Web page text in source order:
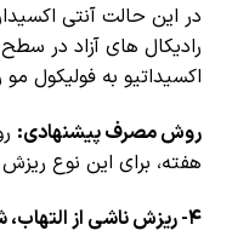
در این حالت آنتی
رادیکال های آزاد در
اکسیداتیو به فولیکول
روش مصرف پیشنهادی:
هفته، برای این نوع
4- ریزش ناشی از التهاب، شوره یا درماتیت